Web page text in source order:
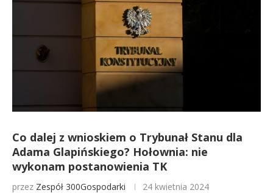
Co dalej z wnioskiem o Trybunał Stanu dla
Adama Glapińskiego? Hołownia: nie
wykonam postanowienia TK
przez Zespół 300Gospodarki 24 kwietnia 2024